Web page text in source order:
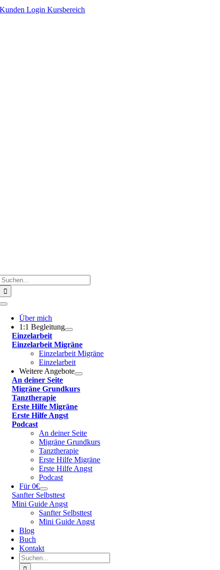
Zum
Kunden Login Kursbereich
Toggle
NavigationÜber mich
1:1 Begleitung
Einzelarbeit
Einzelarbeit Migräne
Einzelarbeit Migräne
Einzelarbeit
Weitere Angebote
An deiner Seite
Migräne Grundkurs
Tanztherapie
Erste Hilfe Migräne
Erste Hilfe Angst
Podcast
An deiner Seite
Migräne Grundkurs
Tanztherapie
Erste Hilfe Migräne
Erste Hilfe Angst
Podcast
Für 0€
Sanfter Selbsttest
Mini Guide Angst
Sanfter Selbsttest
Mini Guide Angst
Blog
Buch
Kontakt
Suche
nach: